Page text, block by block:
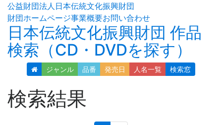
公益財団法人日本伝統文化振興財団
財団ホームページ事業概要お問い合わせ
日本伝統文化振興財団 作品
検索（CD・DVDを探す）
ジャンル 品番 発売日 人名一覧 検索窓
検索結果